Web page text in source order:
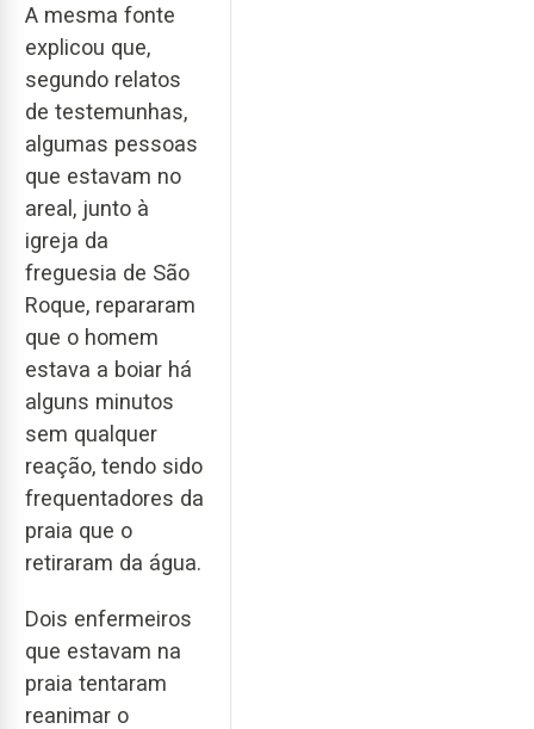
A mesma fonte
explicou que,
segundo relatos
de testemunhas,
algumas pessoas
que estavam no
areal, junto à
igreja da
freguesia de São
Roque, repararam
que o homem
estava a boiar há
alguns minutos
sem qualquer
reação, tendo sido
frequentadores da
praia que o
retiraram da água.
Dois enfermeiros
que estavam na
praia tentaram
reanimar o